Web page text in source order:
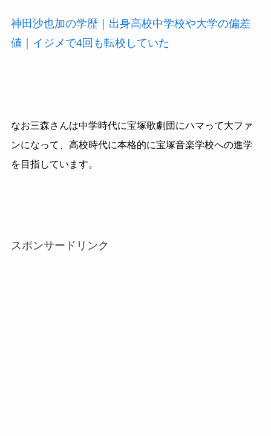
神田沙也加の学歴｜出身高校中学校や大学の偏差
値｜イジメで4回も転校していた
なお三森さんは中学時代に宝塚歌劇団にハマって大ファ
ンになって、高校時代に本格的に宝塚音楽学校への進学
を目指しています。
スポンサードリンク